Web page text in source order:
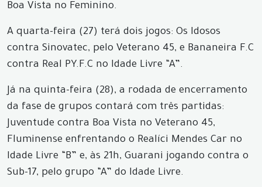
Boa Vista no Feminino.
A quarta-feira (27) terá dois jogos: Os Idosos
contra Sinovatec, pelo Veterano 45, e Bananeira F.C
contra Real PY.F.C no Idade Livre “A”.
Já na quinta-feira (28), a rodada de encerramento
da fase de grupos contará com três partidas:
Juventude contra Boa Vista no Veterano 45,
Fluminense enfrentando o Realíci Mendes Car no
Idade Livre “B” e, às 21h, Guarani jogando contra o
Sub-17, pelo grupo “A” do Idade Livre.